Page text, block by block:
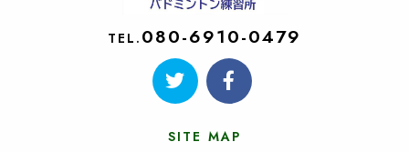
TEL. 080-6910-0479
SITE MAP